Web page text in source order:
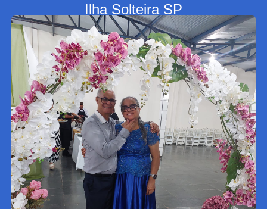
Ilha Solteira SP